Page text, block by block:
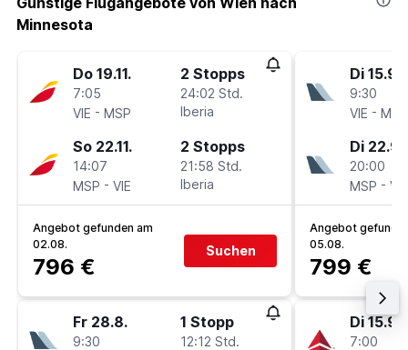
Minnesota
Do 19.11.
7:05
VIE - MSP
2 Stopps
24:02 Std.
Iberia
So 22.11.
14:07
MSP - VIE
2 Stopps
21:58 Std.
Iberia
Angebot gefunden am
02.08.
796 €
Suchen
Fr 28.8.
9:30
1 Stopp
12:12 Std.
Di 15.9.
9:30
VIE - MSP
Di 22.9.
20:00
MSP - VIE
Angebot
05.08.
799 €
Di 15.9.
7:00